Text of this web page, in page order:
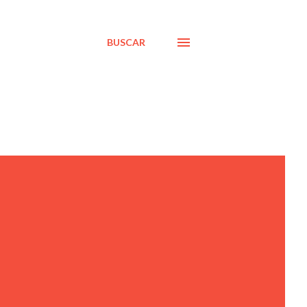
BUSCAR